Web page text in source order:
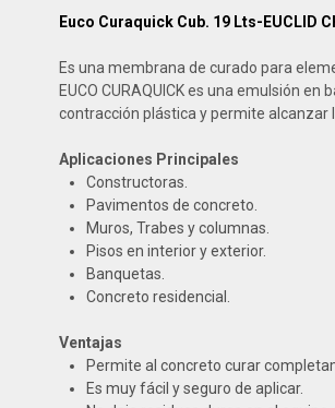
Euco Curaquick Cub. 19 Lts-EUCLID
Es una membrana de curado para
EUCO CURAQUICK es una emulsión
contracción plástica y permite alcanzar
Aplicaciones Principales
Constructoras.
Pavimentos de concreto.
Muros, Trabes y columnas.
Pisos en interior y exterior.
Banquetas.
Concreto residencial.
Ventajas
Permite al concreto curar
Es muy fácil y seguro de aplicar.